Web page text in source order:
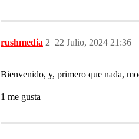
rushmedia 22 Julio, 2024 21:36
2
Bienvenido, y, primero que nada,
1 me gusta